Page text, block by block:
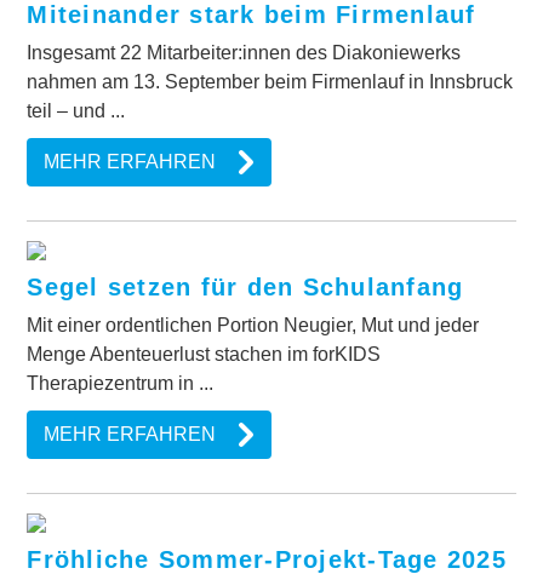
Miteinander stark beim Firmenlauf
Insgesamt 22 Mitarbeiter:innen des Diakoniewerks
nahmen am 13. September beim Firmenlauf in Innsbruck
teil – und ...
MEHR ERFAHREN
Segel setzen für den Schulanfang
Mit einer ordentlichen Portion Neugier, Mut und jeder
Menge Abenteuerlust stachen im forKIDS
Therapiezentrum in ...
MEHR ERFAHREN
Fröhliche Sommer-Projekt-Tage 2025